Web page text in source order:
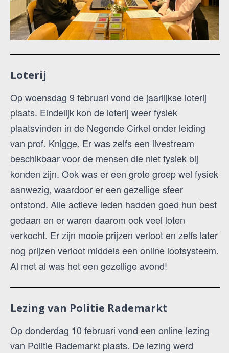
Loterij
Op woensdag 9 februari vond de jaarlijkse loterij
plaats. Eindelijk kon de loterij weer fysiek
plaatsvinden in de Negende Cirkel onder leiding
van prof. Knigge. Er was zelfs een livestream
beschikbaar voor de mensen die niet fysiek bij
konden zijn. Ook was er een grote groep wel fysiek
aanwezig, waardoor er een gezellige sfeer
ontstond. Alle actieve leden hadden goed hun best
gedaan en er waren daarom ook veel loten
verkocht. Er zijn mooie prijzen verloot en zelfs later
nog prijzen verloot middels een online lootsysteem.
Al met al was het een gezellige avond!
Lezing van Politie Rademarkt
Op donderdag 10 februari vond een online lezing
van Politie Rademarkt plaats. De lezing werd